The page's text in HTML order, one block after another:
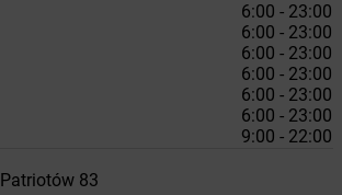
6:00 - 23:00
6:00 - 23:00
6:00 - 23:00
6:00 - 23:00
6:00 - 23:00
6:00 - 23:00
9:00 - 22:00
Patriotów 83